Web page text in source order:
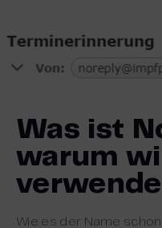
Was ist
warum
Wie es der Name